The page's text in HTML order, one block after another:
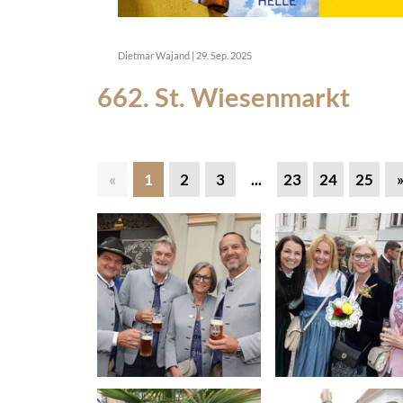
Dietmar Wajand 29. Sep. 2025
662. St. Wiesenmarkt
« 1 2 3 ... 23 24 25 »